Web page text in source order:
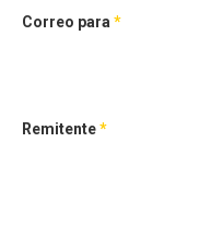
Correo para *
Remitente*